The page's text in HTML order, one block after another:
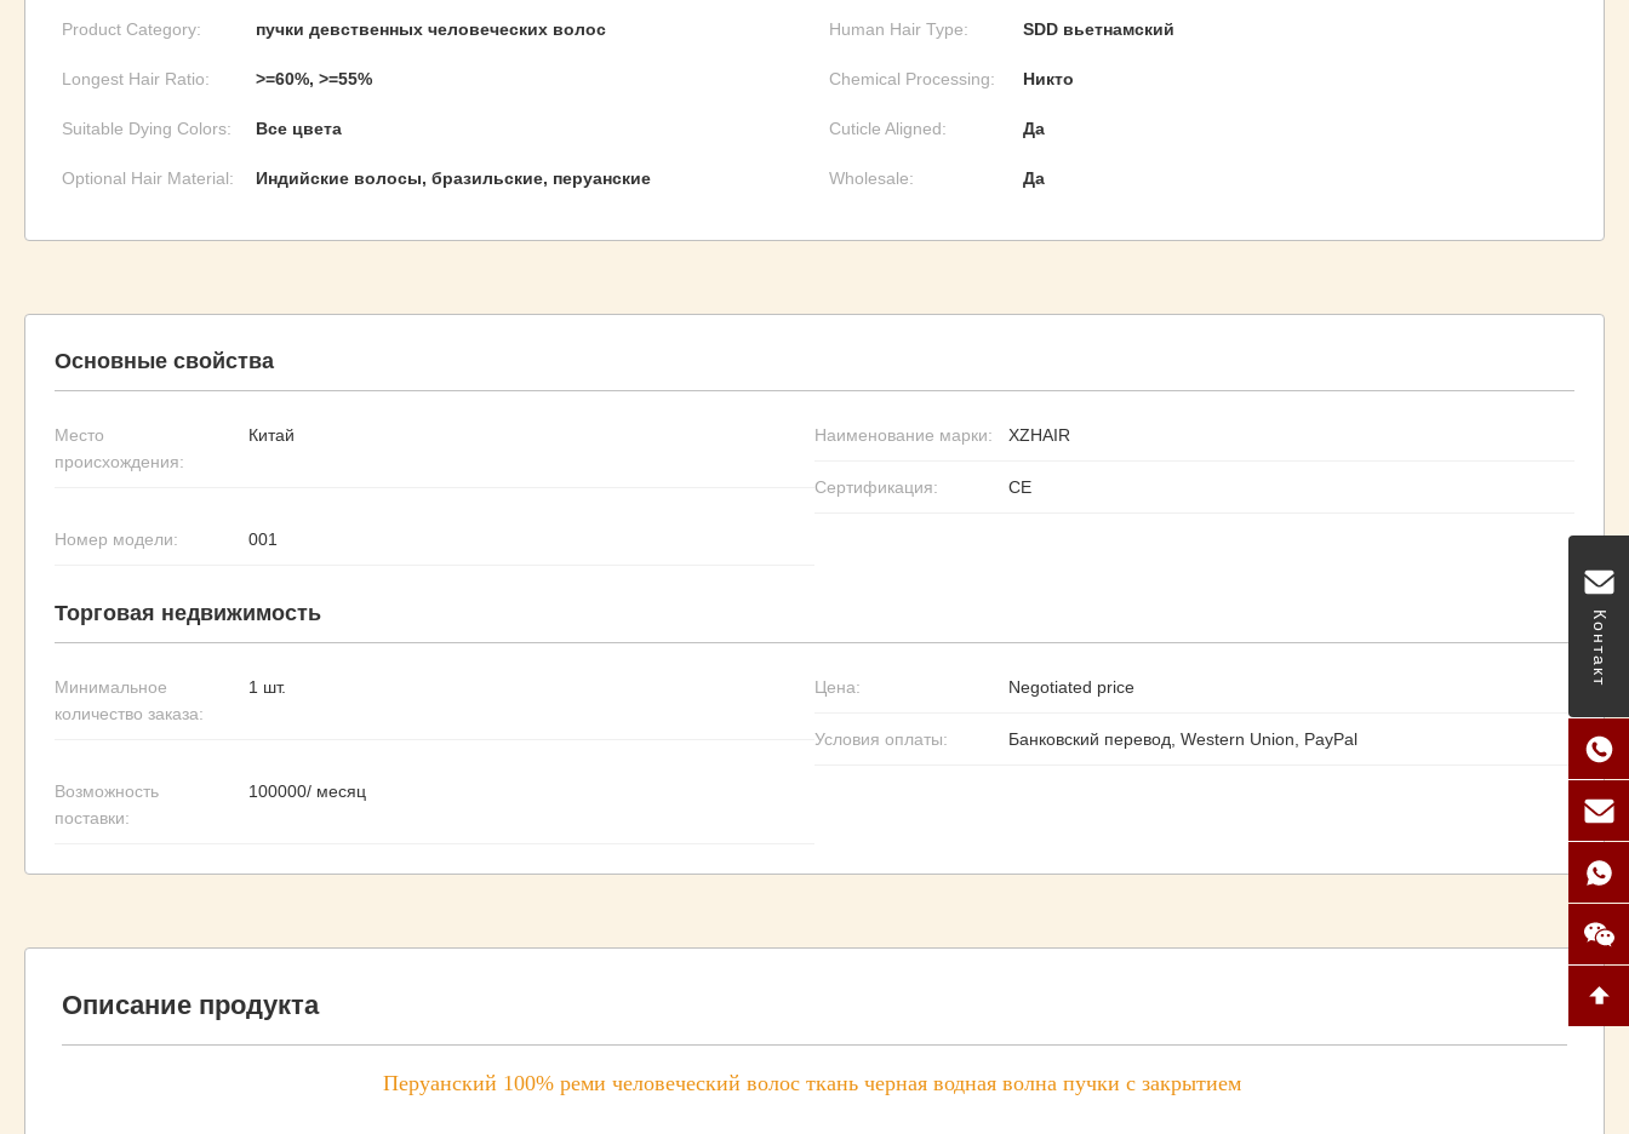
Контакт
Product Category: пучки девственных человеческих волос Human Hair Type: SDD вьетнамский
Longest Hair Ratio: >=60%, >=55% Chemical Processing: Никто
Suitable Dying Colors: Все цвета Cuticle Aligned: Да
Optional Hair Material: Индийские волосы, бразильские, перуанские Wholesale: Да
Основные свойства
Место
происхождения:
Китай Наименование марки: XZHAIR
Сертификация: CE
Номер модели: 001
Торговая недвижимость
Минимальное
количество заказа:
1 шт. Цена: Negotiated price
Условия оплаты: Банковский перевод, Western Union, PayPal
Возможность
поставки:
100000/ месяц
Описание продукта
Перуанский 100% реми человеческий волос ткань черная водная волна пучки с закрытием